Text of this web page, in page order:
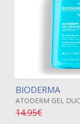
BIODERMA
ATODERM GEL
14.95€